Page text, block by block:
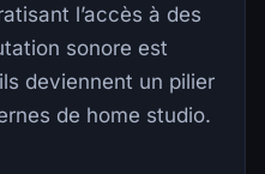
l’accès à des
sonore est
deviennent un pilier
de home studio.